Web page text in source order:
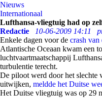
Nieuws
Internationaal
Lufthansa-vliegtuig had op
Redactie
10-06-2009 14:11
Enkele dagen voor de crash
Atlantische Oceaan kwam een
luchtvaartmaatschappij
turbulentie terecht.
De piloot werd door het slechte
uitwijken, meldde het Duitse
Het Duitse vliegtuig was op 29